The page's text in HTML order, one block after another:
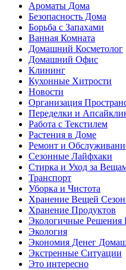
Ароматы Дома
Безопасность Дома
Борьба с Запахами
Ванная Комната
Домашний Косметолог
Домашний Офис
Клининг
Кухонные Хитрости
Новости
Организация
Переделки и
Работа с Текстилем
Растения в Доме
Ремонт и
Сезонные Лайфхаки
Стирка и Уход за
Транспорт
Уборка и Чистота
Хранение Вещей
Хранение Продуктов
Экологичные Решения
Экология
Экономия Денег
Экстренные Ситуации
Это интересно